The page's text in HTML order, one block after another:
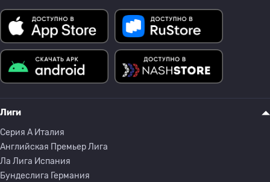
Лиги
Серия A Италия
Английская Премьер Лига
Ла Лига Испания
Бундеслига Германия